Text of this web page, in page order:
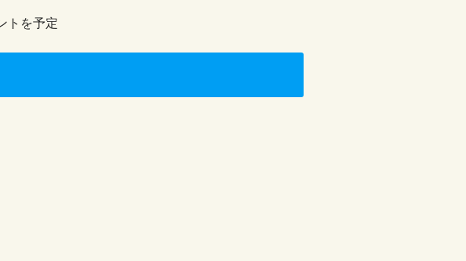
トを予定